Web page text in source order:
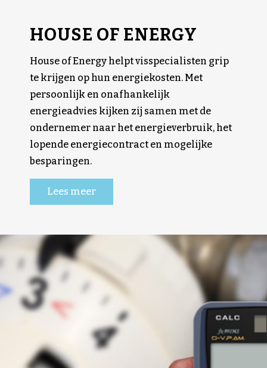
HOUSE OF ENERGY
House of Energy helpt visspecialisten grip
te krijgen op hun energiekosten. Met
persoonlijk en onafhankelijk
energieadvies kijken zij samen met de
ondernemer naar het energieverbruik, het
lopende energiecontract en mogelijke
besparingen.
Lees meer